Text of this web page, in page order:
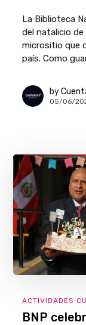
La Biblioteca
del natalicio
micrositio que
país. Como
by
05/06/
ACTIVIDADES
BNP